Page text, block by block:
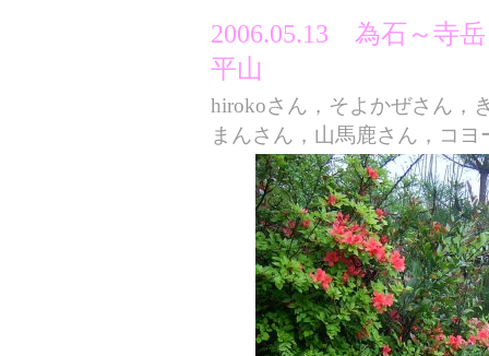
2006.05.13 為石～寺
平山
hirokoさん，そよかぜさん，
まんさん，山馬鹿さん，コヨ